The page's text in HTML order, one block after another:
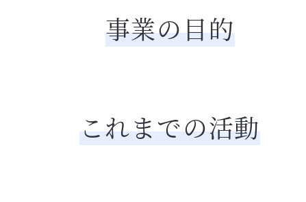
事業の目的
これまでの活動